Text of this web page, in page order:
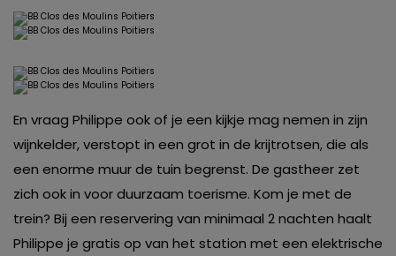
En vraag Philippe ook of je een kijkje mag nemen in zijn
wijnkelder, verstopt in een grot in de krijtrotsen, die als
een enorme muur de tuin begrenst. De gastheer zet
zich ook in voor duurzaam toerisme. Kom je met de
trein? Bij een reservering van minimaal 2 nachten haalt
Philippe je gratis op van het station met een elektrische